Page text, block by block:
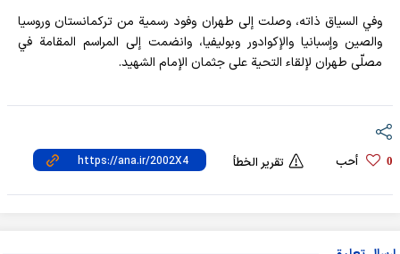
وفي السياق ذاته، وصلت إلى طهران وفود رسمية من تركمانستان وروسيا
والصين وإسبانيا والإكوادور وبوليفيا، وانضمت إلى المراسم المقامة في
مصلّى طهران لإلقاء التحية على جثمان الإمام الشهيد.
0 أحب تقرير الخطأ